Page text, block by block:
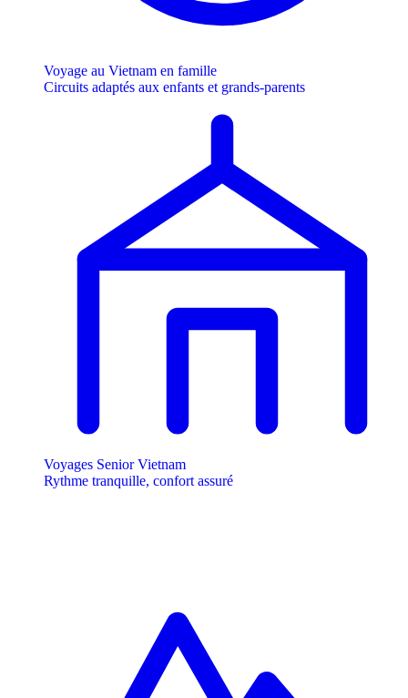
Voyage au Vietnam en famille
Circuits adaptés aux enfants et grands-parents
Voyages Senior Vietnam
Rythme tranquille, confort assuré